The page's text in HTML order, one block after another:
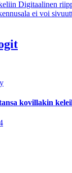
Digitaalinen
ei voi
kovillakin